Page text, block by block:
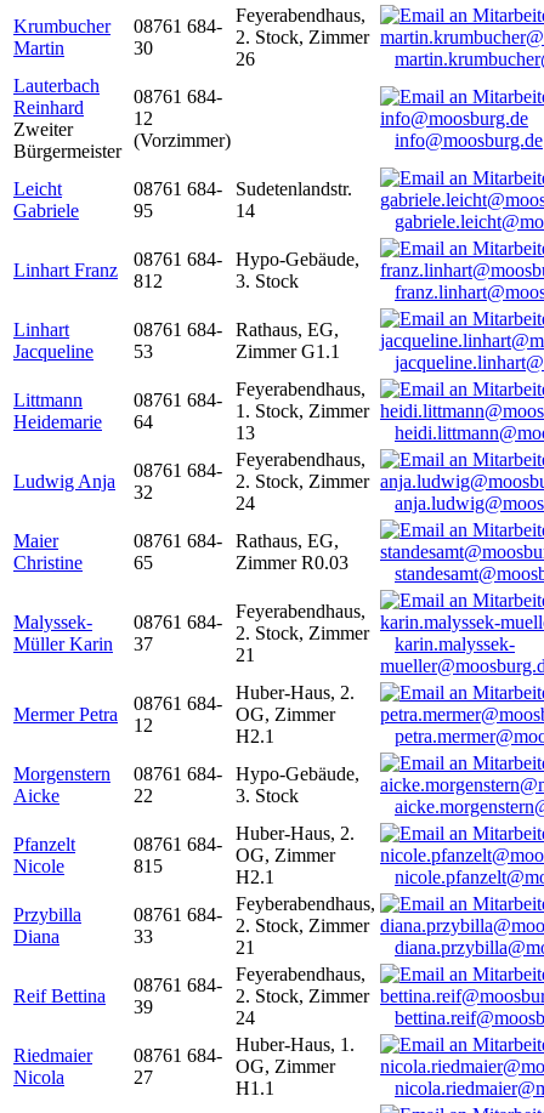
Krumbucher
Martin
08761 684-
30
Feyerabendhaus,
2. Stock, Zimmer
26
Lauterbach
Reinhard
Zweiter
Bürgermeister
08761 684-
12
(Vorzimmer)
info@moosburg.de
Leicht
Gabriele
08761 684-
95
Sudetenlandstr.
14
Linhart Franz
08761 684-
812
Hypo-Gebäude,
3. Stock
Linhart
Jacqueline
08761 684-
53
Rathaus, EG,
Zimmer G1.1
Littmann
Heidemarie
08761 684-
64
Feyerabendhaus,
1. Stock, Zimmer
13
Ludwig Anja
08761 684-
32
Feyerabendhaus,
2. Stock, Zimmer
24
Maier
Christine
08761 684-
65
Rathaus, EG,
Zimmer R0.03
Malyssek-
Müller Karin
08761 684-
37
Feyerabendhaus,
2. Stock, Zimmer
21
karin.malyssek-
Mermer Petra
08761 684-
12
Huber-Haus, 2.
OG, Zimmer
H2.1
Morgenstern
Aicke
08761 684-
22
Hypo-Gebäude,
3. Stock
Pfanzelt
Nicole
08761 684-
815
Huber-Haus, 2.
OG, Zimmer
H2.1
Przybilla
Diana
08761 684-
33
Feyberabendhaus,
2. Stock, Zimmer
21
Reif Bettina
08761 684-
39
Feyerabendhaus,
2. Stock, Zimmer
24
Riedmaier
Nicola
08761 684-
27
Huber-Haus, 1.
OG, Zimmer
H1.1